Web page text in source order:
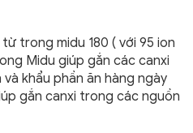
trong midu 180 ( với 95 ion
Midu giúp gắn các canxi
khẩu phần ăn hàng ngày
gắn canxi trong các nguồn